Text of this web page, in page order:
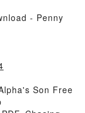
- Penny
Son Free